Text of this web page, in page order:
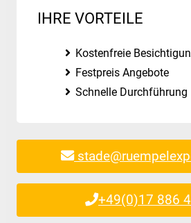
IHRE VORTEILE
Kostenfreie
Festpreis Angebote
Schnelle Durchführung
+49(0)17 886